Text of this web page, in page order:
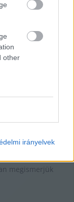
other
irányelvek
megismerjük